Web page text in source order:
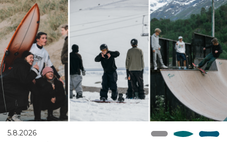
5.8.2026